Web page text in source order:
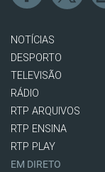
NOTÍCIAS
DESPORTO
TELEVISÃO
RÁDIO
RTP ARQUIVOS
RTP ENSINA
RTP PLAY
EM DIRETO